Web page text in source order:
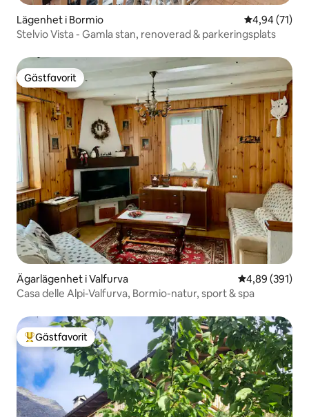
Lägenhet i Bormio 4,94 av 5 i
4,94 (71)
Stelvio Vista - Gamla stan, renoverad & parkeringsplats
Gästfavorit
Gästfavorit
Ägarlägenhet i Valfurva 4,89 av 5 i
4,89 (391)
Casa delle Alpi-Valfurva, Bormio-natur, sport & spa
Populär gästfavorit
Gästfavorit